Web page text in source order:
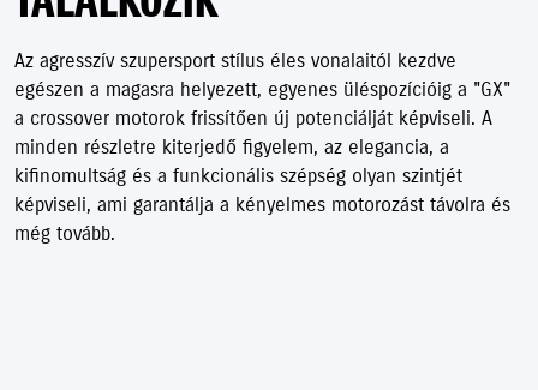
Az agresszív szupersport stílus éles vonalaitól kezdve
egészen a magasra helyezett, egyenes üléspozícióig a "GX"
a crossover motorok frissítően új potenciálját képviseli. A
minden részletre kiterjedő figyelem, az elegancia, a
kifinomultság és a funkcionális szépség olyan szintjét
képviseli, ami garantálja a kényelmes motorozást távolra és
még tovább.